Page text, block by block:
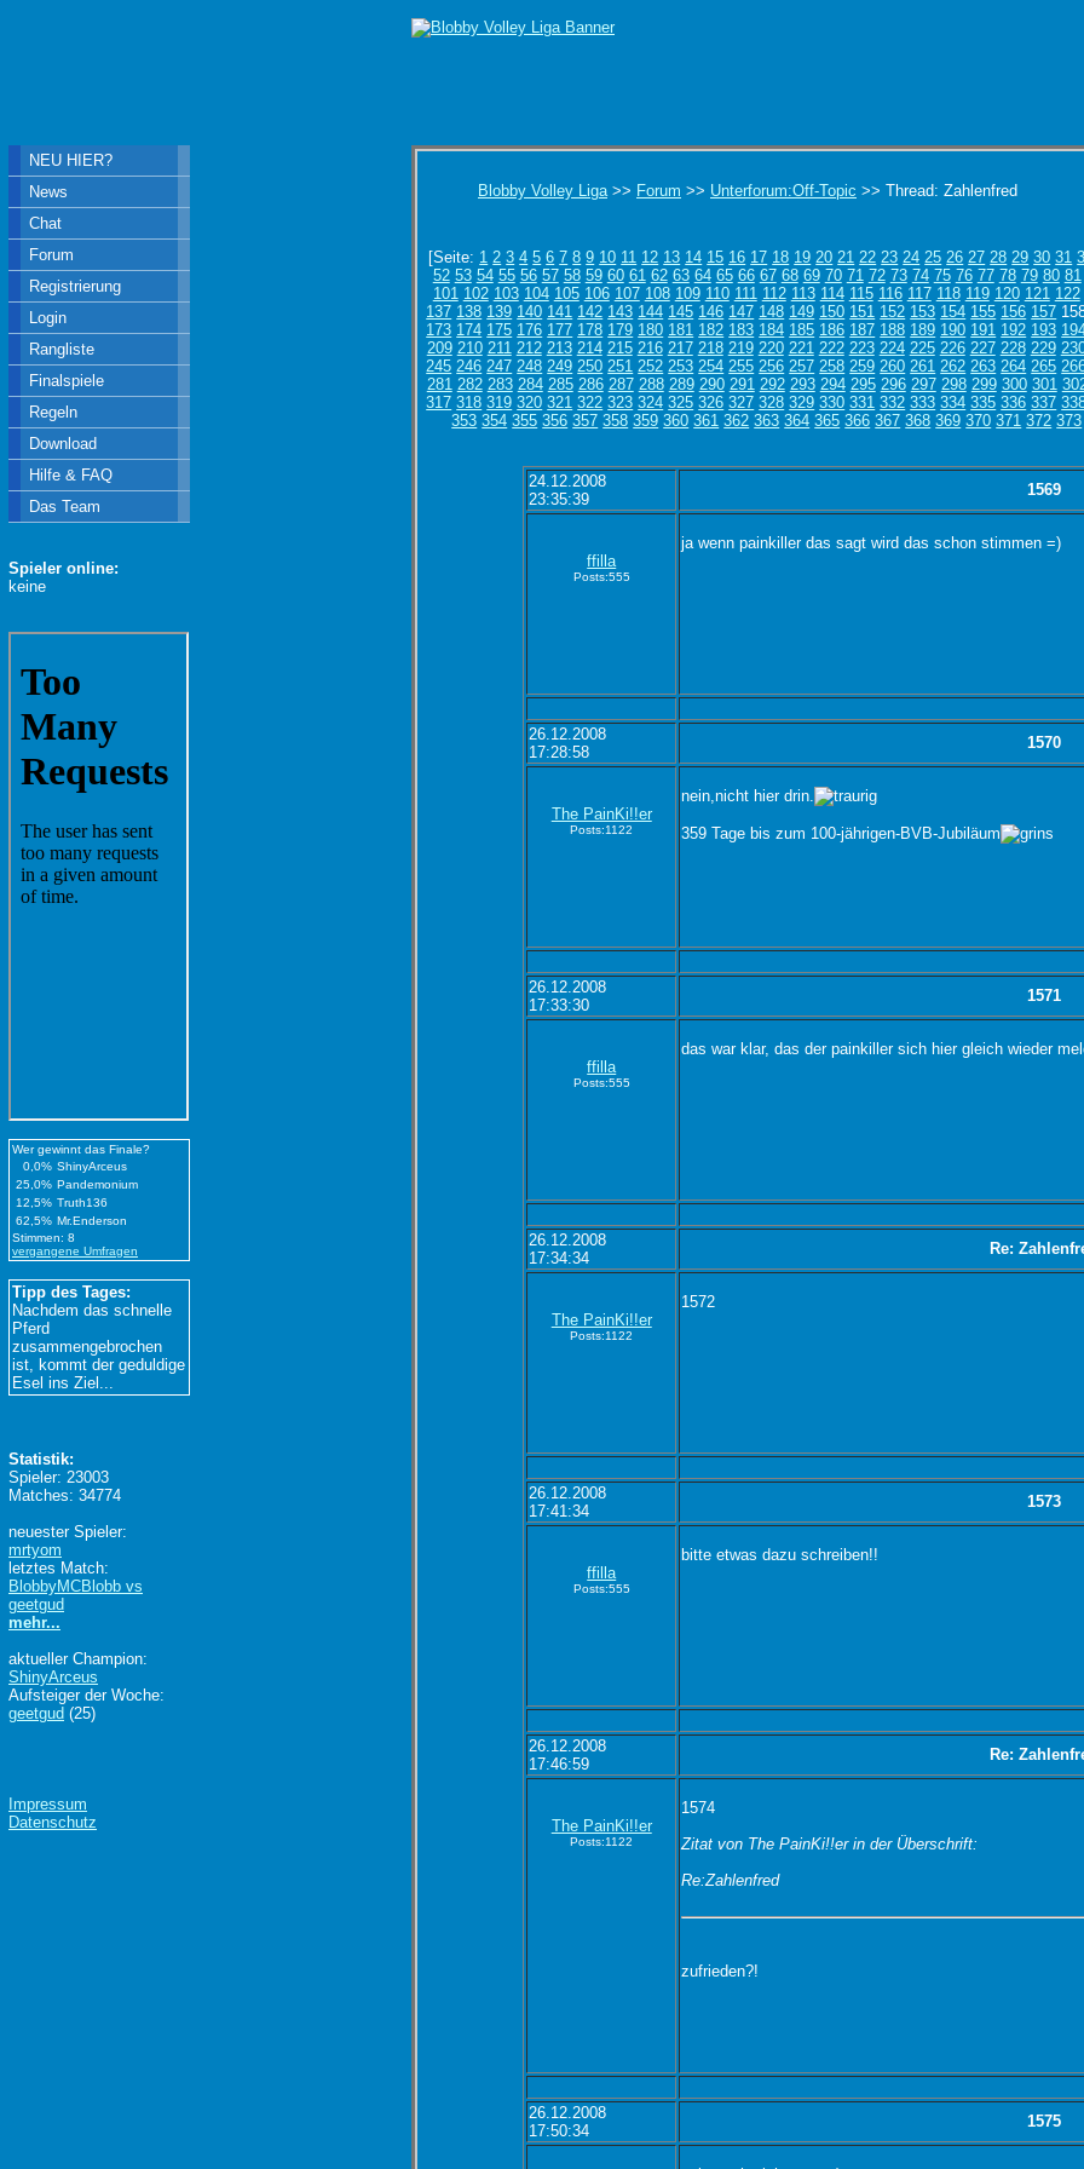
Blobby Volley Liga>> Forum >> Unterforum:Off-Topic >> Thread: Zahlenfred
[Seite: 1 2 3 4 5 6 7 8 9 10 11 12 13 14 15 16 17 18 19 20 21 22 23 24 25 26 27 28 29 30 31
52 53 54 55 56 57 58 59 60 61 62 63 64 65 66 67 68 69 70 71 72 73 74 75 76 77 78 79 80 81
101 102 103 104 105 106 107 108 109 110 111 112 113 114 115 116 117 118 119 120 121 122
137 138 139 140 141 142 143 144 145 146 147 148 149 150 151 152 153 154 155 156 157
173 174 175 176 177 178 179 180 181 182 183 184 185 186 187 188 189 190 191 192 193
209 210 211 212 213 214 215 216 217 218 219 220 221 222 223 224 225 226 227 228 229
245 246 247 248 249 250 251 252 253 254 255 256 257 258 259 260 261 262 263 264 265
281 282 283 284 285 286 287 288 289 290 291 292 293 294 295 296 297 298 299 300 301
317 318 319 320 321 322 323 324 325 326 327 328 329 330 331 332 333 334 335 336 337
353 354 355 356 357 358 359 360 361 362 363 364 365 366 367 368 369 370 371 372 373
24.12.2008
23:35:39
1569
ffilla
Posts:555
ja wenn painkiller das sagt wird das schon stimmen =)
26.12.2008
17:28:58
1570
The PainKi!!er
Posts:1122
nein,nicht hier drin.
359 Tage bis zum 100-jährigen-BVB-Jubiläum
26.12.2008
17:33:30
1571
ffilla
Posts:555
das war klar, das der painkiller sich hier gleich wieder
26.12.2008
17:34:34
Re:
The PainKi!!er
Posts:1122
1572
26.12.2008
17:41:34
1573
ffilla
Posts:555
bitte etwas dazu schreiben!!
26.12.2008
17:46:59
Re:
The PainKi!!er
Posts:1122
1574
Zitat von The PainKi!!er in der Überschrift:
Re:Zahlenfred
zufrieden?!
26.12.2008
17:50:34
1575
NEU HIER?
News
Chat
Forum
Registrierung
Login
Rangliste
Finalspiele
Regeln
Download
Hilfe & FAQ
Das Team
Spieler online:
keine
Wer gewinnt das Finale?
0,0% ShinyArceus
25,0% Pandemonium
12,5% Truth136
62,5% Mr.Enderson
Stimmen: 8
vergangene Umfragen
Tipp des Tages:
Nachdem das schnelle
Pferd
zusammengebrochen
ist, kommt der geduldige
Esel ins Ziel...
Statistik:
Spieler: 23003
Matches: 34774
neuester Spieler:
mrtyom
letztes Match:
BlobbyMCBlobb vs
geetgud
mehr...
aktueller Champion:
ShinyArceus
Aufsteiger der Woche:
geetgud (25)
Impressum
Datenschutz